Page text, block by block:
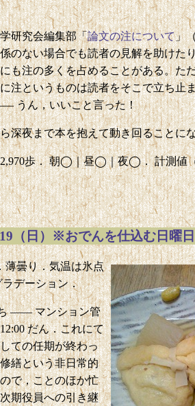
研究会編集部「論文の注について」
のない場合でも読者の見解を助けた
も注の多くを占めることがある。た
注というものは読者をそこで立ち止
うん，いいこと言った！
深夜まで本を抱えて動き回ることに
歩． 朝◯｜昼◯｜夜◯． 計測値（
（日）※おでんを仕込む日曜日
曇り．気温は氷点
デーション．
—— マンション管
だん．これにて
ての任期が終わっ
繕という非日常的
で，ことのほか忙
期役員への引き継